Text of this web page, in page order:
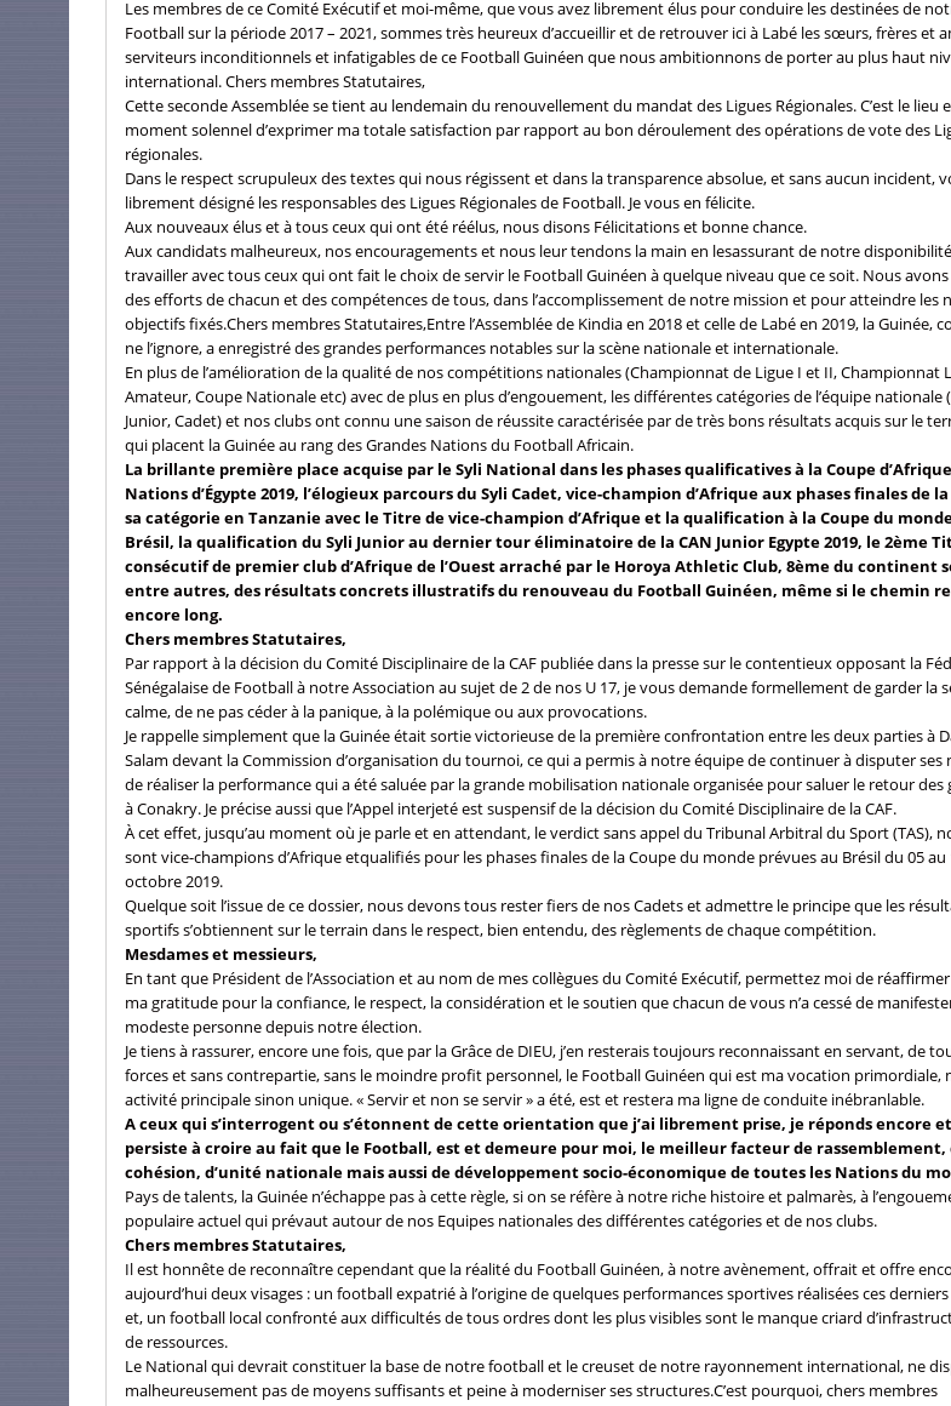
Les membres de ce Comité Exécutif et moi-même, que vous avez librement élus pour conduire les destinées de
Football sur la période 2017 – 2021, sommes très heureux d’accueillir et de retrouver ici à Labé les sœurs, frères et
serviteurs inconditionnels et infatigables de ce Football Guinéen que nous ambitionnons de porter au plus haut
international. Chers membres Statutaires,
Cette seconde Assemblée se tient au lendemain du renouvellement du mandat des Ligues Régionales. C’est le lieu
moment solennel d’exprimer ma totale satisfaction par rapport au bon déroulement des opérations de vote des
régionales.
Dans le respect scrupuleux des textes qui nous régissent et dans la transparence absolue, et sans aucun incident,
librement désigné les responsables des Ligues Régionales de Football. Je vous en félicite.
Aux nouveaux élus et à tous ceux qui ont été réélus, nous disons Félicitations et bonne chance.
Aux candidats malheureux, nos encouragements et nous leur tendons la main en lesassurant de notre
travailler avec tous ceux qui ont fait le choix de servir le Football Guinéen à quelque niveau que ce soit. Nous
des efforts de chacun et des compétences de tous, dans l’accomplissement de notre mission et pour atteindre les
objectifs fixés.Chers membres Statutaires,Entre l’Assemblée de Kindia en 2018 et celle de Labé en 2019, la Guinée,
ne l’ignore, a enregistré des grandes performances notables sur la scène nationale et internationale.
En plus de l’amélioration de la qualité de nos compétitions nationales (Championnat de Ligue I et II, Championnat
Amateur, Coupe Nationale etc) avec de plus en plus d’engouement, les différentes catégories de l’équipe nationale
Junior, Cadet) et nos clubs ont connu une saison de réussite caractérisée par de très bons résultats acquis sur le
qui placent la Guinée au rang des Grandes Nations du Football Africain.
La brillante première place acquise par le Syli National dans les phases qualificatives à la Coupe
Nations d’Égypte 2019, l’élogieux parcours du Syli Cadet, vice-champion d’Afrique aux phases finales de la
sa catégorie en Tanzanie avec le Titre de vice-champion d’Afrique et la qualification à la Coupe du
Brésil, la qualification du Syli Junior au dernier tour éliminatoire de la CAN Junior Egypte 2019, le 2ème
consécutif de premier club d’Afrique de l’Ouest arraché par le Horoya Athletic Club, 8ème du continent
entre autres, des résultats concrets illustratifs du renouveau du Football Guinéen, même si le chemin
encore long.
Chers membres Statutaires,
Par rapport à la décision du Comité Disciplinaire de la CAF publiée dans la presse sur le contentieux opposant la
Sénégalaise de Football à notre Association au sujet de 2 de nos U 17, je vous demande formellement de garder la
calme, de ne pas céder à la panique, à la polémique ou aux provocations.
Je rappelle simplement que la Guinée était sortie victorieuse de la première confrontation entre les deux parties à
Salam devant la Commission d’organisation du tournoi, ce qui a permis à notre équipe de continuer à disputer ses
de réaliser la performance qui a été saluée par la grande mobilisation nationale organisée pour saluer le retour des
à Conakry. Je précise aussi que l’Appel interjeté est suspensif de la décision du Comité Disciplinaire de la CAF.
À cet effet, jusqu’au moment où je parle et en attendant, le verdict sans appel du Tribunal Arbitral du Sport (TAS),
sont vice-champions d’Afrique etqualifiés pour les phases finales de la Coupe du monde prévues au Brésil du 05 au
octobre 2019.
Quelque soit l’issue de ce dossier, nous devons tous rester fiers de nos Cadets et admettre le principe que les
sportifs s’obtiennent sur le terrain dans le respect, bien entendu, des règlements de chaque compétition.
Mesdames et messieurs,
En tant que Président de l’Association et au nom de mes collègues du Comité Exécutif, permettez moi de
ma gratitude pour la confiance, le respect, la considération et le soutien que chacun de vous n’a cessé de
modeste personne depuis notre élection.
Je tiens à rassurer, encore une fois, que par la Grâce de DIEU, j’en resterais toujours reconnaissant en servant, de
forces et sans contrepartie, sans le moindre profit personnel, le Football Guinéen qui est ma vocation primordiale,
activité principale sinon unique. « Servir et non se servir » a été, est et restera ma ligne de conduite inébranlable.
A ceux qui s’interrogent ou s’étonnent de cette orientation que j’ai librement prise, je réponds encore
persiste à croire au fait que le Football, est et demeure pour moi, le meilleur facteur de rassemblement,
cohésion, d’unité nationale mais aussi de développement socio-économique de toutes les Nations du
Pays de talents, la Guinée n’échappe pas à cette règle, si on se réfère à notre riche histoire et palmarès, à
populaire actuel qui prévaut autour de nos Equipes nationales des différentes catégories et de nos clubs.
Chers membres Statutaires,
Il est honnête de reconnaître cependant que la réalité du Football Guinéen, à notre avènement, offrait et offre
aujourd’hui deux visages : un football expatrié à l’origine de quelques performances sportives réalisées ces
et, un football local confronté aux difficultés de tous ordres dont les plus visibles sont le manque criard
de ressources.
Le National qui devrait constituer la base de notre football et le creuset de notre rayonnement international, ne
malheureusement pas de moyens suffisants et peine à moderniser ses structures.C’est pourquoi, chers membres